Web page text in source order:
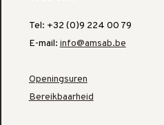
Tel: +32 (0)9 224 00 79
E-mail: info@amsab.be
Openingsuren
Bereikbaarheid